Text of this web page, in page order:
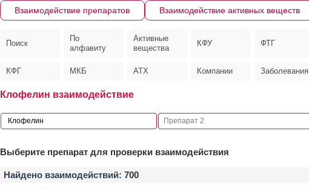
Взаимодействие препаратов Взаимодействие активных веществ
Поиск
По
алфавиту
Активные
вещества
КФУ ФТГ
КФГ МКБ АТХ Компании Заболевания
Клофелин взаимодействие
Выберите препарат для проверки взаимодействия
Найдено взаимодействий: 700